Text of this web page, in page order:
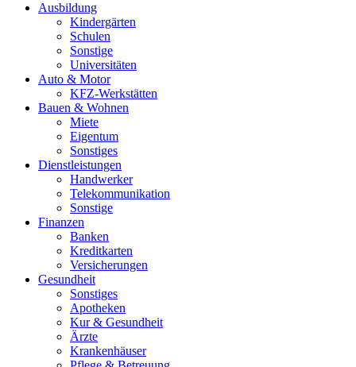
Ausbildung
Kindergärten
Schulen
Sonstige
Universitäten
Auto & Motor
KFZ-Werkstätten
Bauen & Wohnen
Miete
Eigentum
Sonstiges
Dienstleistungen
Handwerker
Telekommunikation
Sonstige
Finanzen
Banken
Kreditkarten
Versicherungen
Gesundheit
Sonstiges
Apotheken
Kur & Gesundheit
Ärzte
Krankenhäuser